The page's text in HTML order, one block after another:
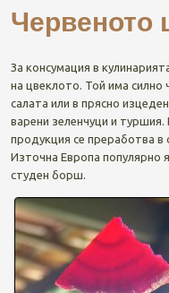
Червеното
За консумация в
на цвеклото. Той има силно
салата или в прясно
варени зеленчуци и
продукция се преработва в
Източна Европа популярно
студен борш.